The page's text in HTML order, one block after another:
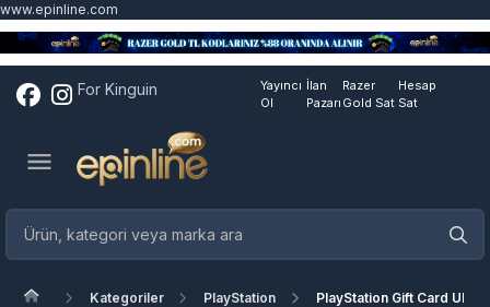
www.epinline.com
For Kinguin
Yayıncı
Ol
İlan
Pazarı
Razer
Gold Sat
Hesap
Sat
Kategoriler PlayStation PlayStation Gift Card UK